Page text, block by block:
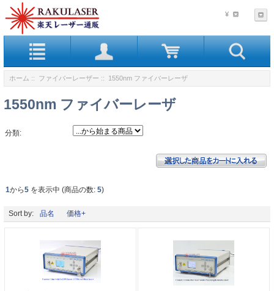
¥
ホーム :: ファイバーレーザー :: 1550nm ファイバーレーザ
1550nm ファイバーレーザ
分類:
1から5 を表示中 (商品の数: 5)
Sort by: 品名 価格+